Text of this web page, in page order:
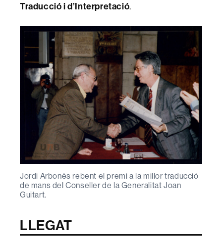
Traducció i d’Interpretació.
Jordi Arbonès rebent el premi a la millor traducció
de mans del Conseller de la Generalitat Joan
Guitart.
LLEGAT